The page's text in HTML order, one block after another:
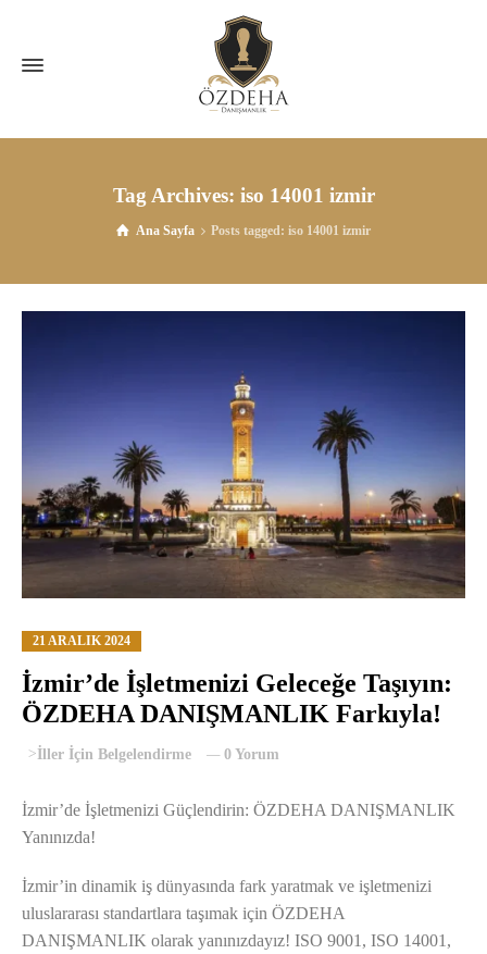
Tag Archives: iso 14001 izmir
Ana Sayfa Posts tagged: iso 14001 izmir
21 ARALIK 2024
İzmir’de İşletmenizi Geleceğe Taşıyın:
ÖZDEHA DANIŞMANLIK Farkıyla!
>İller İçin Belgelendirme 0 Yorum
İzmir’de İşletmenizi Güçlendirin: ÖZDEHA DANIŞMANLIK
Yanınızda!
İzmir’in dinamik iş dünyasında fark yaratmak ve işletmenizi
uluslararası standartlara taşımak için ÖZDEHA
DANIŞMANLIK olarak yanınızdayız! ISO 9001, ISO 14001,